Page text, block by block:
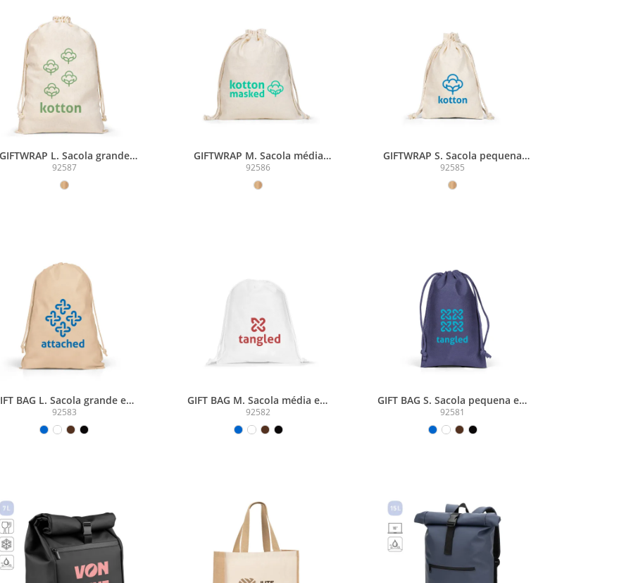
GIFTWRAP L. Sacola grande
100% algodão (120 g/m²)
92587
GIFTWRAP M. Sacola média
100% algodão (120 g/m²)
92586
GIFTWRAP S. Sacola pequena
100% algodão (120 g/m²)
92585
BAG L. Sacola grande em
non-woven (60 g/m²) termo-
selada
92583
GIFT BAG M. Sacola média em
non-woven (60 g/m²) termo-
selada
92582
GIFT BAG S. Sacola pequena em
non-woven (60 g/m²) termo-
selada
92581